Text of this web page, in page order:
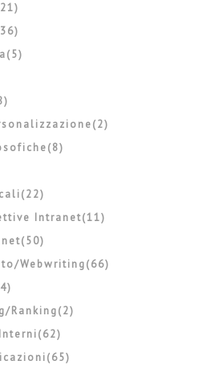
Intranet(11)
webwriting(66)
ranking(2)